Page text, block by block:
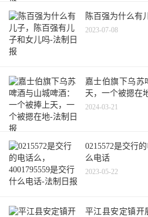
陈百强为什么有
2023-07-08
嘉士伯旗下乌苏
天，一个被摁在
2024-03-21
0215572是交行
么电话
2023-05-22
平江县安定镇开